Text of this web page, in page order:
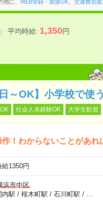
に、 WEB登録・面接OK、 交通費別途
平均時給:1,350円
日～OK】小学校で使
社会人未経験OK 大学生歓迎
！わからないことがあ
給1350円
浜市中区
内駅 / 桜木町駅 / 石川町駅 /